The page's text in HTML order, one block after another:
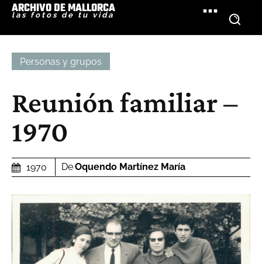
ARCHIVO DE MALLORCA
las fotos de tu vida
Personas y grupos
Reunión familiar –
1970
1970 DeOquendo Martínez María